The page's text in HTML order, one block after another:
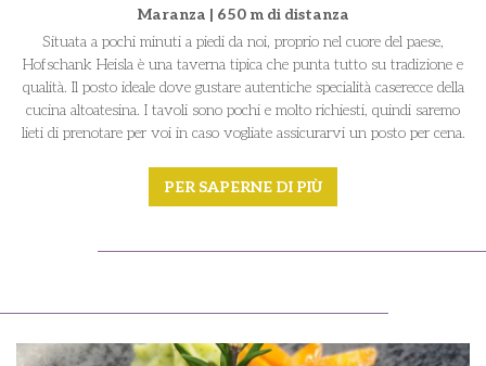
Maranza | 650 m di distanza
Situata a pochi minuti a piedi da noi, proprio nel cuore del paese,
Hofschank Heisla è una taverna tipica che punta tutto su tradizione e
qualità. Il posto ideale dove gustare autentiche specialità caserecce della
cucina altoatesina. I tavoli sono pochi e molto richiesti, quindi saremo
lieti di prenotare per voi in caso vogliate assicurarvi un posto per cena.
PER SAPERNE DI PIÙ